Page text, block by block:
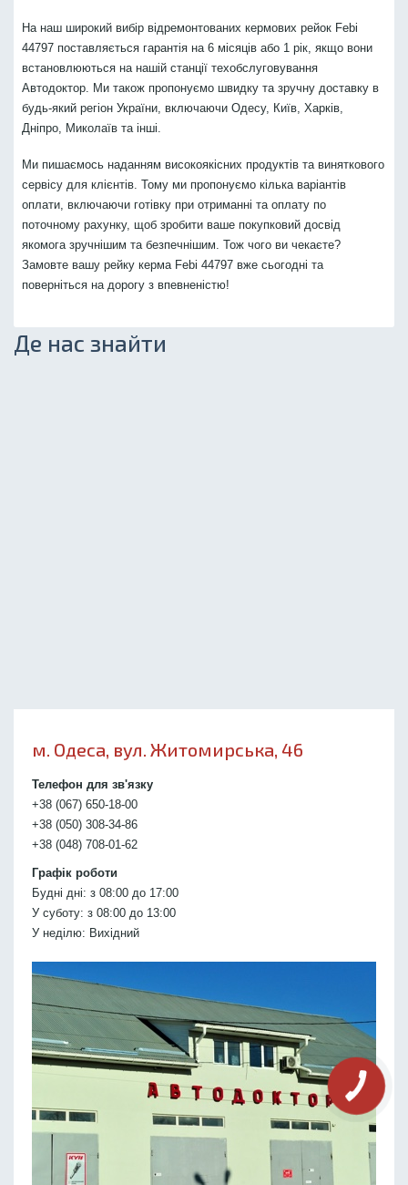
На наш широкий вибір відремонтованих кермових рейок Febi
44797 поставляється гарантія на 6 місяців або 1 рік, якщо вони
встановлюються на нашій станції техобслуговування
Автодоктор. Ми також пропонуємо швидку та зручну доставку в
будь-який регіон України, включаючи Одесу, Київ, Харків,
Дніпро, Миколаїв та інші.
Ми пишаємось наданням високоякісних продуктів та виняткового
сервісу для клієнтів. Тому ми пропонуємо кілька варіантів
оплати, включаючи готівку при отриманні та оплату по
поточному рахунку, щоб зробити ваше покупковий досвід
якомога зручнішим та безпечнішим. Тож чого ви чекаєте?
Замовте вашу рейку керма Febi 44797 вже сьогодні та
поверніться на дорогу з впевненістю!
Де нас знайти
м. Одеса, вул. Житомирська, 46
Телефон для зв'язку
+38 (067) 650-18-00
+38 (050) 308-34-86
+38 (048) 708-01-62
Графік роботи
Будні дні: з 08:00 до 17:00
У суботу: з 08:00 до 13:00
У неділю: Вихідний
КНОПКА
СВЯЗИ